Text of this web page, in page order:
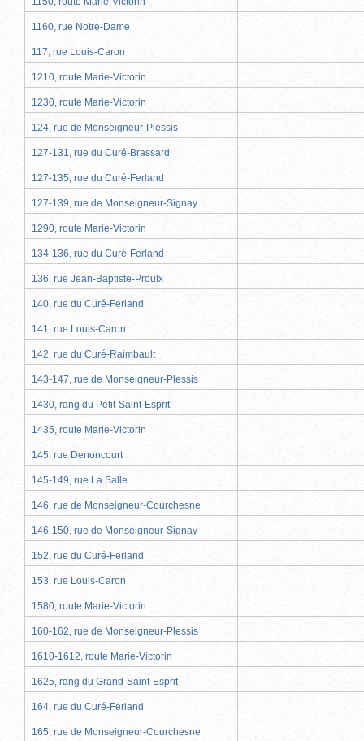
1160, rue Notre-Dame
117, rue Louis-Caron
1210, route Marie-Victorin
1230, route Marie-Victorin
124, rue de Monseigneur-Plessis
127-131, rue du Curé-Brassard
127-135, rue du Curé-Ferland
127-139, rue de Monseigneur-Signay
1290, route Marie-Victorin
134-136, rue du Curé-Ferland
136, rue Jean-Baptiste-Proulx
140, rue du Curé-Ferland
141, rue Louis-Caron
142, rue du Curé-Raimbault
143-147, rue de Monseigneur-Plessis
1430, rang du Petit-Saint-Esprit
1435, route Marie-Victorin
145, rue Denoncourt
145-149, rue La Salle
146, rue de Monseigneur-Courchesne
146-150, rue de Monseigneur-Signay
152, rue du Curé-Ferland
153, rue Louis-Caron
1580, route Marie-Victorin
160-162, rue de Monseigneur-Plessis
1610-1612, route Marie-Victorin
1625, rang du Grand-Saint-Esprit
164, rue du Curé-Ferland
165, rue de Monseigneur-Courchesne